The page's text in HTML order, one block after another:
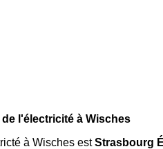
l'électricité à Wisches
à Wisches estStrasbourg